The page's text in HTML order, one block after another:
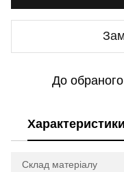
До обраного
Характеристики
Склад матеріалу